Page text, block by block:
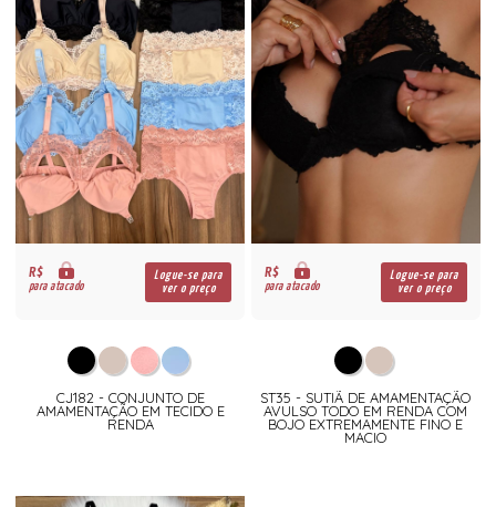
R$
para atacado
Logue-se para
ver o preço
CJ182 - CONJUNTO DE
AMAMENTAÇÃO EM TECIDO E
RENDA
R$
para atacado
Logue-se para
ver o preço
ST35 - SUTIÃ DE AMAMENTAÇÃO
AVULSO TODO EM RENDA COM
BOJO EXTREMAMENTE FINO E
MACIO